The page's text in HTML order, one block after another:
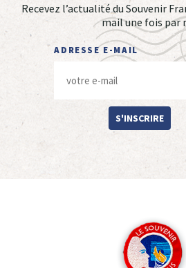
Recevez l’actualité du Souvenir
mail une fois par
ADRESSE E-MAIL
S'INSCRIRE